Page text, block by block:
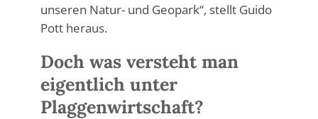
unseren Natur- und Geopark“, stellt Guido
Pott heraus.
Doch was versteht man
eigentlich unter
Plaggenwirtschaft?